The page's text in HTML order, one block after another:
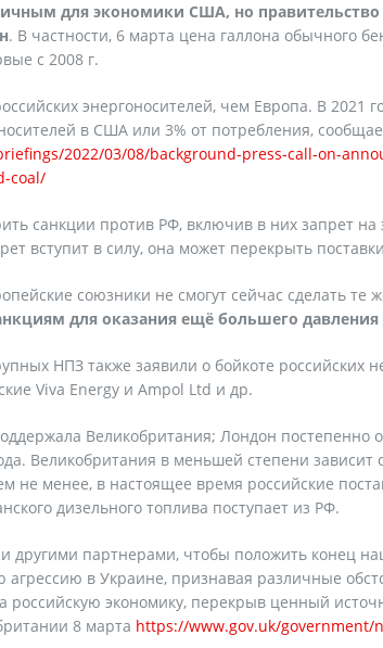
для экономики США, но
. В частности, 6 марта цена галлона обычного
с 2008 г.
энергоносителей, чем Европа. В 2021
в США или 3% от потребления,
2022/03/08/background-press-call-on-
coal/
санкции против РФ, включив в них запрет на
вступит в силу, она может перекрыть
союзники не смогут сейчас сделать те
для оказания ещё большего давления
НПЗ также заявили о бойкоте российских
Viva Energy и Ampol Ltd и др.
Великобритания; Лондон постепенно
Великобритания в меньшей степени зависит
не менее, в настоящее время российские
дизельного топлива поступает из РФ.
другими партнерами, чтобы положить конец
агрессию в Украине, признавая различные
российскую экономику, перекрыв ценный
8 марта https://www.gov.uk/government/